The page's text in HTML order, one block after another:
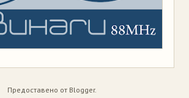
Предоставено от Blogger.